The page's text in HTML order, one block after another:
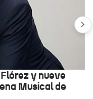
y nueve
Musical de